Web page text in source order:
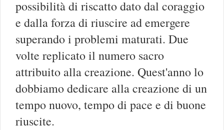
possibilità di riscatto dato dal coraggio
e dalla forza di riuscire ad emergere
superando i problemi maturati. Due
volte replicato il numero sacro
attribuito alla creazione. Quest'anno lo
dobbiamo dedicare alla creazione di un
tempo nuovo, tempo di pace e di buone
riuscite.